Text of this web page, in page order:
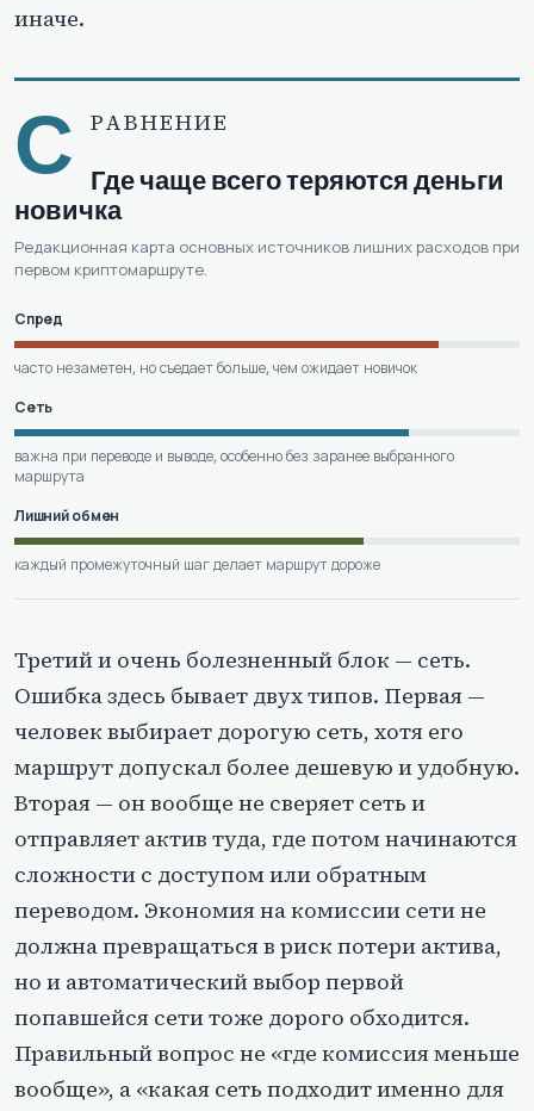
иначе.
С РАВНЕНИЕ
Где чаще всего теряются деньги
новичка
Редакционная карта основных источников лишних расходов при
первом криптомаршруте.
Спред
часто незаметен, но съедает больше, чем ожидает новичок
Сеть
важна при переводе и выводе, особенно без заранее выбранного
маршрута
Лишний обмен
каждый промежуточный шаг делает маршрут дороже
Третий и очень болезненный блок — сеть.
Ошибка здесь бывает двух типов. Первая —
человек выбирает дорогую сеть, хотя его
маршрут допускал более дешевую и удобную.
Вторая — он вообще не сверяет сеть и
отправляет актив туда, где потом начинаются
сложности с доступом или обратным
переводом. Экономия на комиссии сети не
должна превращаться в риск потери актива,
но и автоматический выбор первой
попавшейся сети тоже дорого обходится.
Правильный вопрос не «где комиссия меньше
вообще», а «какая сеть подходит именно для